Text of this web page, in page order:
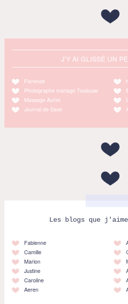
J'Y AI GLISSÉ UN
Florence
Photographe mariage Toulouse
Massage Auriol
Journal de Saxe
Les blogs que j'aime
Fabienne
Camille
Marion
Justine
Caroline
Aeren